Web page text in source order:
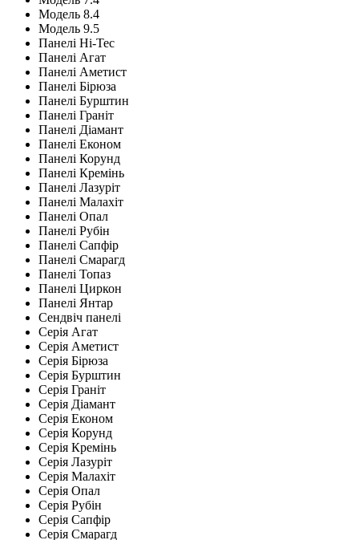
Модель 8.4
Модель 9.5
Панелі Hi-Tec
Панелі Агат
Панелі Аметист
Панелі Бірюза
Панелі Бурштин
Панелі Граніт
Панелі Діамант
Панелі Економ
Панелі Корунд
Панелі Кремінь
Панелі Лазуріт
Панелі Малахіт
Панелі Опал
Панелі Рубін
Панелі Сапфір
Панелі Смарагд
Панелі Топаз
Панелі Циркон
Панелі Янтар
Сендвіч панелі
Серія Агат
Серія Аметист
Серія Бірюза
Серія Бурштин
Серія Граніт
Серія Діамант
Серія Економ
Серія Корунд
Серія Кремінь
Серія Лазуріт
Серія Малахіт
Серія Опал
Серія Рубін
Серія Сапфір
Серія Смарагд